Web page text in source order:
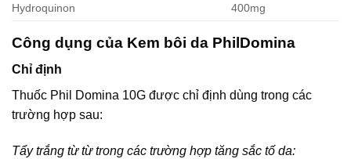
Hydroquinon 400mg
Công dụng của Kem bôi da PhilDomina
Chỉ định
Thuốc Phil Domina 10G được chỉ định dùng trong các
trường hợp sau:
Tẩy trắng từ từ trong các trường hợp tăng sắc tố da: